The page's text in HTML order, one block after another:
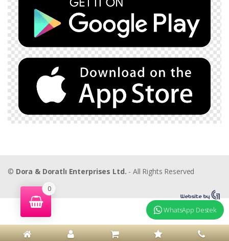
© Dora & Doratlı Enterprises Ltd. - All Rights Reserved
0
WhatsApp Destek